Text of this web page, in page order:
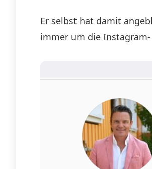
Er selbst hat damit
immer um die